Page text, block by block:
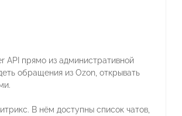
API прямо из административной
обращения из Ozon, открывать
В нём доступны список чатов,